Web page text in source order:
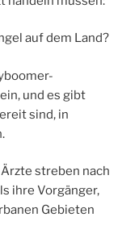
auf dem Land?
und es gibt
sind, in
streben nach
ihre Vorgänger,
Gebieten